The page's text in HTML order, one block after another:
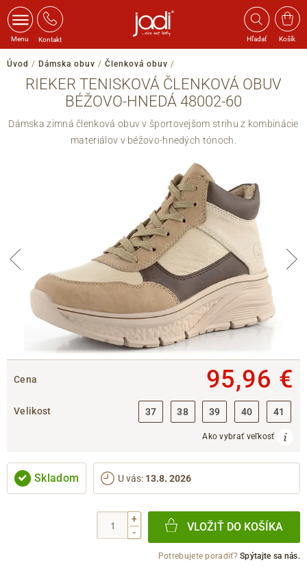
Menu Kontakt Hľadať Košík
Úvod / Dámska obuv / Členková obuv /
RIEKER TENISKOVÁ ČLENKOVÁ OBUV
BÉŽOVO-HNEDÁ 48002-60
Dámska zimná členková obuv v športovejšom strihu z kombinácie
materiálov v béžovo-hnedých tónoch.
Cena 95,96 €
Velikost 37 38 39 40 41
Ako vybrať veľkosť
Skladom U vás: 13.8. 2026
+
-
VLOŽIŤ DO KOŠÍKA
Potrebujete poradiť?Spýtajte sa nás.